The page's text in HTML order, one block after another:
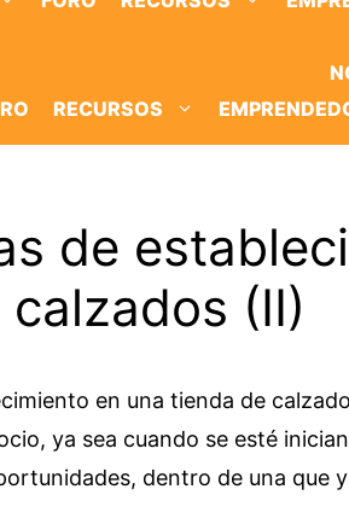
RECURSOS
de
(II)
en una tienda de
ya sea cuando se esté
dentro de una que